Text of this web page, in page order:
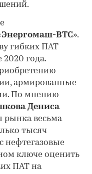
Энергомаш-ВТС».
гибких ПАТ
2020 года.
армированные
По мнению
Дениса
рынка весьма
тысяч
нефтегазовые
ключе оценить
ПАТ на